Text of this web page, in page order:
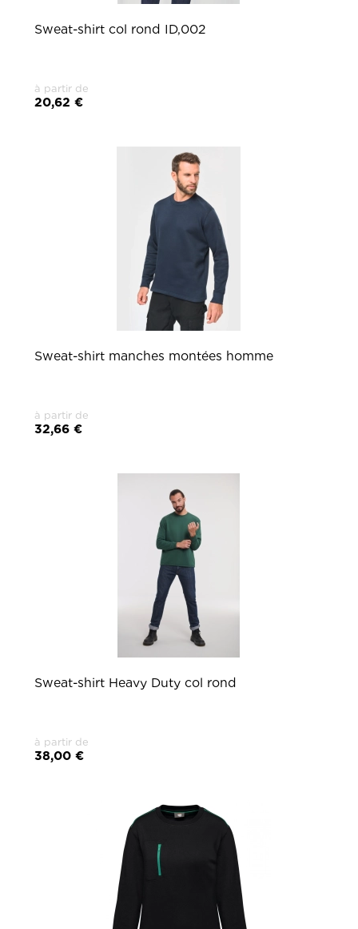
Sweat-shirt col rond ID,002
à partir de
20,62 €
Sweat-shirt manches montées homme
à partir de
32,66 €
Sweat-shirt Heavy Duty col rond
à partir de
38,00 €